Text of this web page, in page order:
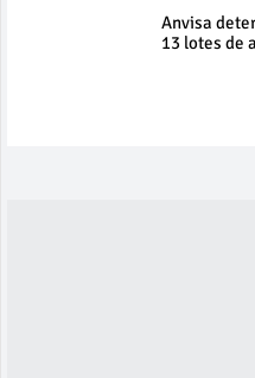
Anvisa
13 lotes de